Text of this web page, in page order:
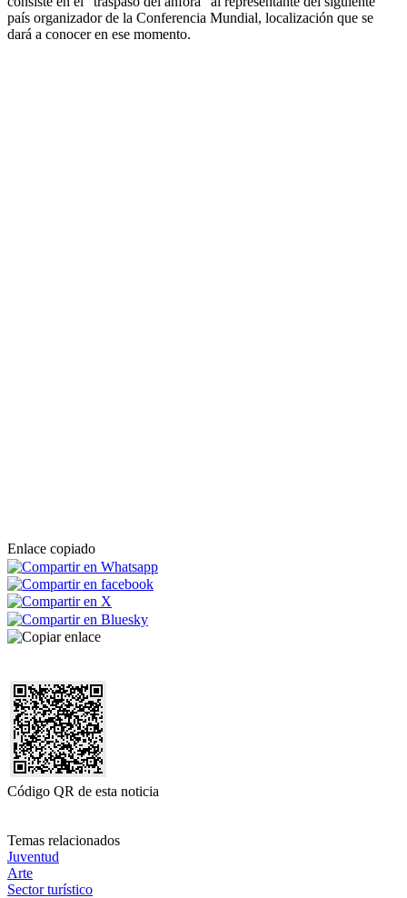
país organizador de la Conferencia Mundial, localización que se
dará a conocer en ese momento.
Enlace copiado
Código QR de esta noticia
Temas relacionados
Juventud
Arte
Sector turístico